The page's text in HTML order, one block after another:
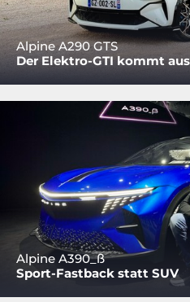
Alpine A290 GTS
Der Elektro-GTI kommt
Alpine A390_ß
Sport-Fastback statt SUV